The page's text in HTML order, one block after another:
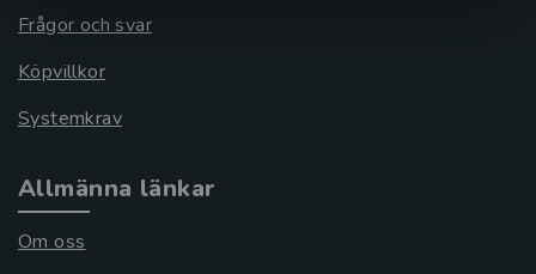
Frågor och svar
Köpvillkor
Systemkrav
Allmänna länkar
Om oss